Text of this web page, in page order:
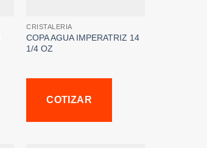
CRISTALERIA
COPA AGUA IMPERATRIZ 14
1/4 OZ
COTIZAR